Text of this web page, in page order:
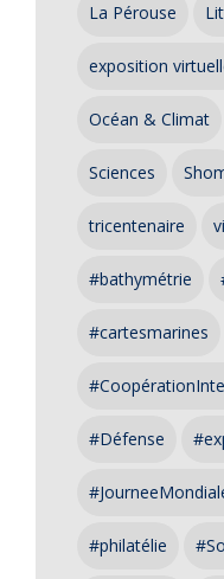
La Pérouse
exposition
Océan & Climat
Sciences
tricentenaire
#bathymétrie
#cartesmarines
#Défense
#philatélie